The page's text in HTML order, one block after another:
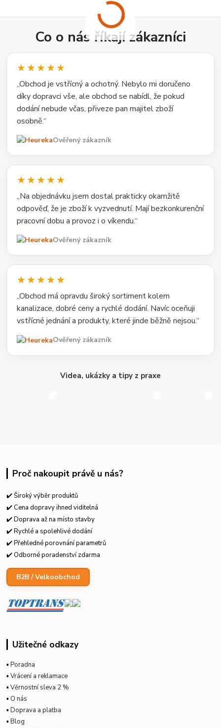
Co o nás říkají zákazníci
★★★★★
„Obchod je vstřícný a ochotný. Nebylo mi doručeno
díky dopravci vše, ale obchod se nabídl, že pokud
dodání nebude včas, přiveze pan majitel zboží
osobně.“
Ověřený zákazník
★★★★★
„Na objednávku jsem dostal prakticky okamžitě
odpověď, že je zboží k vyzvednutí. Mají bezkonkurenční
pracovní dobu a provoz i o víkendu.“
Ověřený zákazník
★★★★★
„Obchod má opravdu široký sortiment kolem
kanalizace, dobré ceny a rychlé dodání. Navíc oceňuji
vstřícné jednání a produkty, které jinde běžně nejsou.“
Ověřený zákazník
Videa, ukázky a tipy z praxe
Proč nakoupit právě u nás?
✔️ Široký výběr produktů
✔️ Cena dopravy ihned viditelná
✔️ Doprava až na místo stavby
✔️ Rychlé a spolehlivé dodání
✔️ Přehledné porovnání parametrů
✔️ Odborné poradenství zdarma
B2B / Velkoobchod
Užitečné odkazy
▪Poradna
▪Vrácení a reklamace
▪Věrnostní sleva 2 %
▪ O nás
▪Doprava a platba
▪Blog